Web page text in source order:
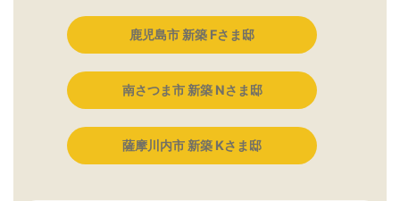
鹿児島市 新築 Fさま邸
南さつま市 新築 Nさま邸
薩摩川内市 新築 Kさま邸